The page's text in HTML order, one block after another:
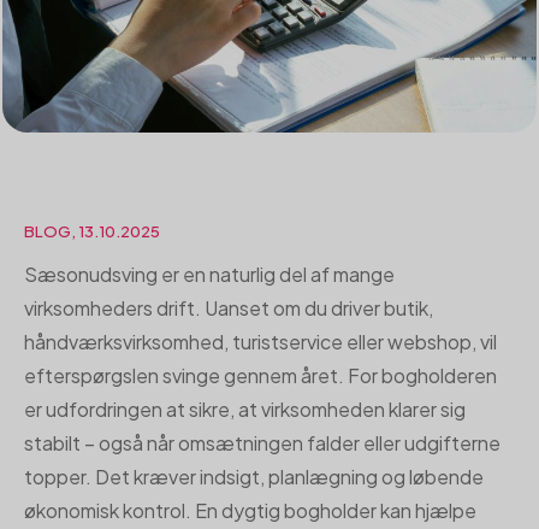
BLOG, 13.10.2025
Sæsonudsving er en naturlig del af mange
virksomheders drift. Uanset om du driver butik,
håndværksvirksomhed, turistservice eller webshop, vil
efterspørgslen svinge gennem året. For bogholderen
er udfordringen at sikre, at virksomheden klarer sig
stabilt – også når omsætningen falder eller udgifterne
topper. Det kræver indsigt, planlægning og løbende
økonomisk kontrol. En dygtig bogholder kan hjælpe